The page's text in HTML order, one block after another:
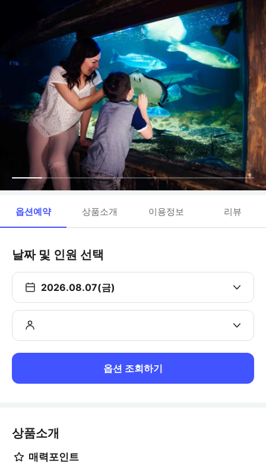
옵션예약 상품소개 이용정보 리뷰
날짜 및 인원 선택
2026.08.07(금)
옵션 조회하기
상품소개
매력포인트